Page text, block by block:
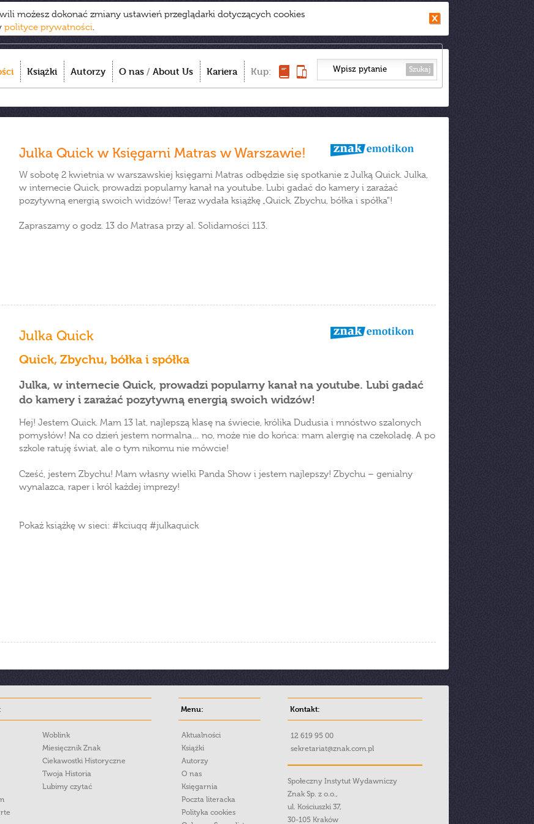
możesz dokonać zmiany ustawień przeglądarki dotyczących cookies
polityce prywatności.
Książki Autorzy O nas / About Us Kariera Kup: Szukaj
Julka Quick w Księgarni Matras w Warszawie!
W sobotę 2 kwietnia w warszawskiej księgarni Matras odbędzie się spotkanie z Julką Quick. Julka,
w internecie Quick, prowadzi popularny kanał na youtube. Lubi gadać do kamery i zarażać
pozytywną energią swoich widzów! Teraz wydała książkę „Quick, Zbychu, bółka i spółka"!
Zapraszamy o godz. 13 do Matrasa przy al. Solidarności 113.
Julka Quick
Quick, Zbychu, bółka i spółka
Julka, w internecie Quick, prowadzi popularny kanał na youtube. Lubi gadać
do kamery i zarażać pozytywną energią swoich widzów!
Hej! Jestem Quick. Mam 13 lat, najlepszą klasę na świecie, królika Dudusia i mnóstwo szalonych
pomysłów! Na co dzień jestem normalna… no, może nie do końca: mam alergię na czekoladę. A po
szkole ratuję świat, ale o tym nikomu nie mówcie!
Cześć, jestem Zbychu! Mam własny wielki Panda Show i jestem najlepszy! Zbychu – genialny
wynalazca, raper i król każdej imprezy!
Pokaż książkę w sieci: #kciuqq #julkaquick
Woblink
Miesięcznik Znak
Ciekawostki Historyczne
Twoja Historia
Lubimy czytać
Menu:
Aktualności
Książki
Autorzy
O nas
Księgarnia
Poczta literacka
Polityka cookies
Kontakt:
12 619 95 00
sekretariat@znak.com.pl
Społeczny Instytut Wydawniczy
Znak Sp. z o.o.,
ul. Kościuszki 37,
30-105 Kraków